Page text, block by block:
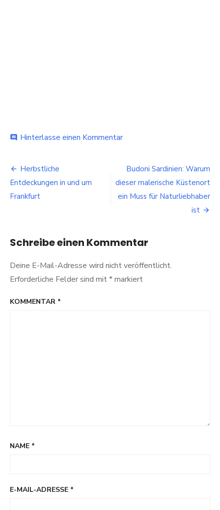
comment Hinterlasse einen Kommentarbei
besten
Strände
Beitragsnavigation
Herbstliche
Entdeckungen in und um
Frankfurt
Budoni Sardinien: Warum
dieser malerische Küstenort
ein Muss für Naturliebhaber
ist
Schreibe einen Kommentar
Deine E-Mail-Adresse wird nicht veröffentlicht.
Erforderliche Felder sind mit*markiert
KOMMENTAR *
NAME *
E-MAIL-ADRESSE *